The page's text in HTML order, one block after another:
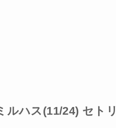
ルハス(11/24) セトリ